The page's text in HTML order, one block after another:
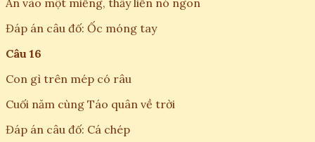
Ăn vào một miếng, thấy liền nó ngon
Đáp án câu đố: Ốc móng tay
Câu 16
Con gì trên mép có râu
Cuối năm cùng Táo quân về trời
Đáp án câu đố: Cá chép